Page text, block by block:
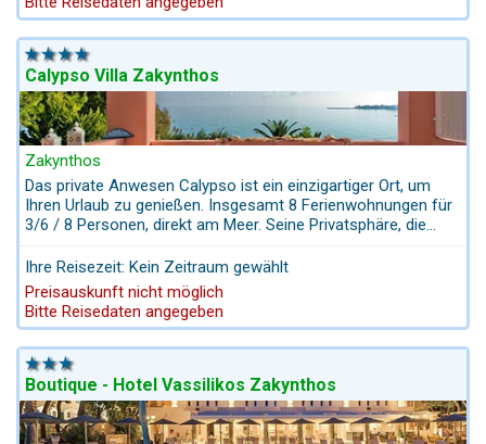
Calypso Villa Zakynthos
Zakynthos
Das private Anwesen Calypso ist ein einzigartiger Ort, um
Ihren Urlaub zu genießen. Insgesamt 8 Ferienwohnungen für
3/6 / 8 Personen, direkt am Meer. Seine Privatsphäre, die
Auswahl an traditionellen, individuell gestalteten Wohnungen
mit persönlichem und unverwechselbarem Service vor einer
atemberaubenden Kulisse von unvergleichlicher Schönheit.
Ihre Reisezeit: Kein Zeitraum gewählt
Preisauskunft nicht möglich
Bitte Reisedaten angegeben
Boutique - Hotel Vassilikos Zakynthos